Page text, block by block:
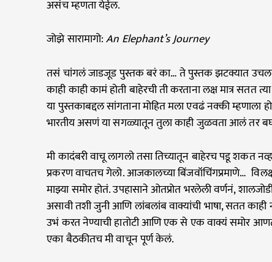
असंच म्हणता येईल.
जोझे सारामागो:An Elephant’s Journey
तसं चांगलं जाडजूड पुस्तक बरं का… ते पुस्तक झटक्यात
काही काही कामं होती बाहेरची ती करताना लक्ष मात्र सतत
या पुस्तकाबद्दल सांगताना मोहित मला एवढं नक्की म्हणाला
भारतीय असणं या सगळ्यातून तुला काही जुळवता आलं तर
मी कादंबरी वाचू लागलो तसा तिच्यातून बाहेरच पडू शकत
प्रकरण वाचतच गेलो. आजकालच्या बिंजवॉचिंगप्रमाणे…
माझ्या समोर होतं. उपहासाने ओतप्रोत भरलेली वर्णनं,
असावी तशी जुनी आणि लांबलांब वाक्यांची भाषा, सतत काही
उभं करत नेण्याची हातोटी आणि एक से एक वाक्यं समोर
एका बैठकीतच मी वाचून पूर्ण केलं.